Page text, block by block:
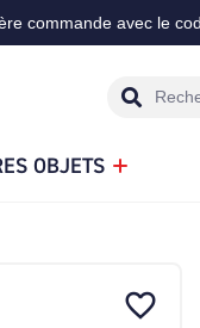
commande avec le
OBJETS
favorite_border